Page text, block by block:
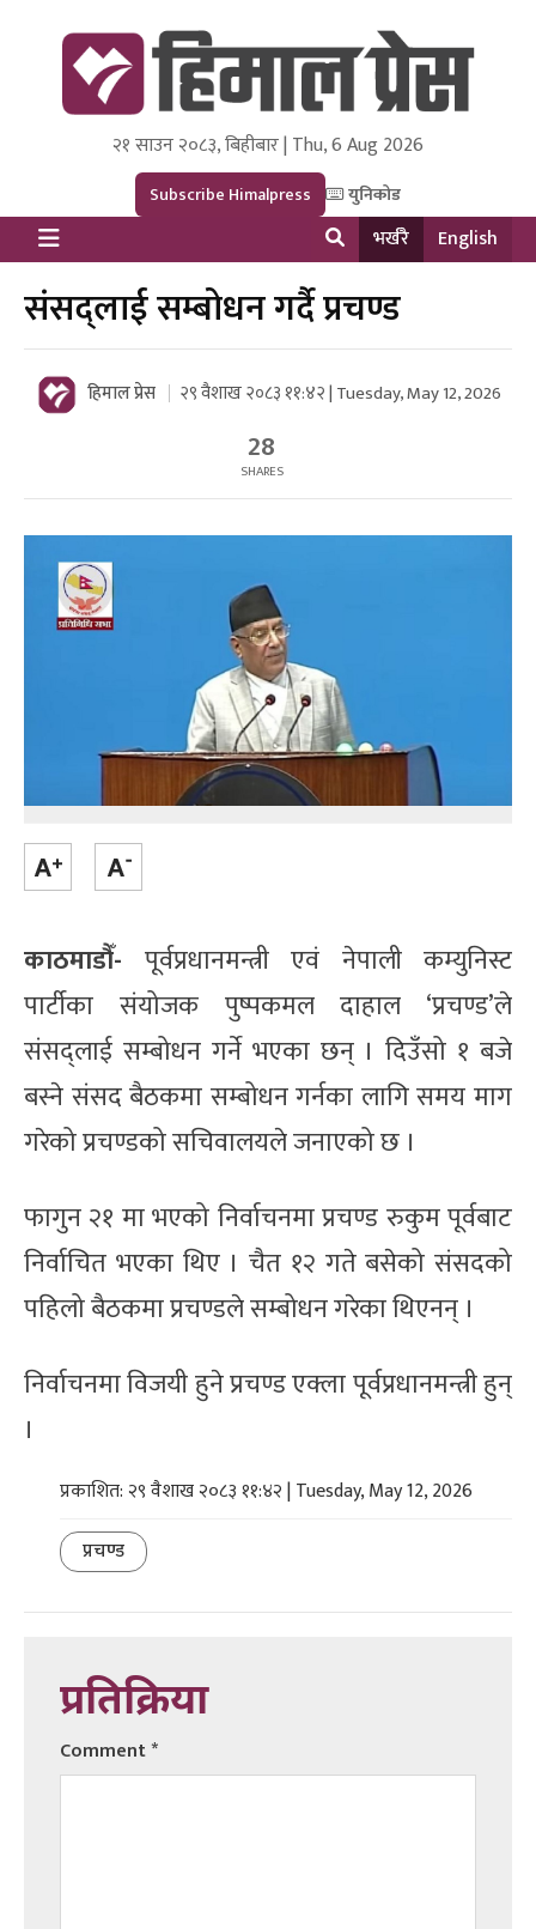
Himal Press
Dot NewsyNepal Media and Research Pvt Ltd.
२१ साउन २०८३, बिहीबार | Thu, 6 Aug 2026
Subscribe Himalpress युनिकोड
भर्खरै English
संसद्लाई सम्बोधन गर्दै प्रचण्ड
हिमाल प्रेस २९ वैशाख २०८३ ११:४२ | Tuesday, May 12, 2026
28
SHARES
काठमाडौँ- पूर्वप्रधानमन्त्री एवं नेपाली कम्युनिस्ट
पार्टीका संयोजक पुष्पकमल दाहाल ‘प्रचण्ड’ले
संसद्लाई सम्बोधन गर्ने भएका छन् । दिउँसो १ बजे
बस्ने संसद बैठकमा सम्बोधन गर्नका लागि समय माग
गरेको प्रचण्डको सचिवालयले जनाएको छ ।
फागुन २१ मा भएको निर्वाचनमा प्रचण्ड रुकुम पूर्वबाट
निर्वाचित भएका थिए । चैत १२ गते बसेको संसदको
पहिलो बैठकमा प्रचण्डले सम्बोधन गरेका थिएनन् ।
निर्वाचनमा विजयी हुने प्रचण्ड एक्ला पूर्वप्रधानमन्त्री हुन्
।
प्रकाशित: २९ वैशाख २०८३ ११:४२ | Tuesday, May 12, 2026
प्रचण्ड
प्रतिक्रिया
Comment*